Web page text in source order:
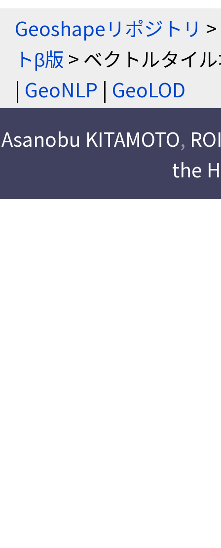
Geoshapeリポジトリ >
トβ版 > ベクトルタイ
| GeoNLP | GeoLOD
Asanobu KITAMOTO,
the